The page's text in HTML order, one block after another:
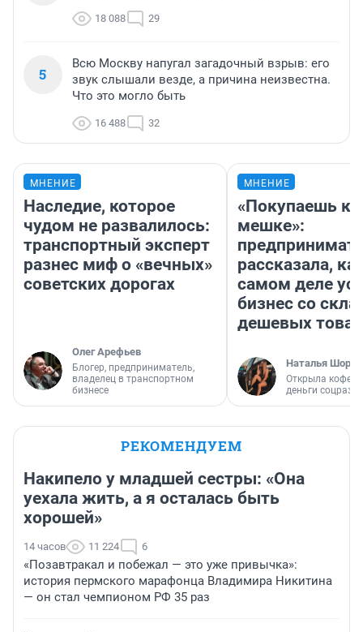
18 088 29
5
Всю Москву напугал загадочный взрыв: его
звук слышали везде, а причина неизвестна.
Что это могло быть
16 488 32
МНЕНИЕ
Наследие, которое
чудом не развалилось:
транспортный эксперт
разнес миф о «вечных»
советских дорогах
Олег Арефьев
Блогер, предприниматель,
владелец в транспортном
бизнесе
МНЕНИЕ
«Покупаешь
мешке»:
рассказала,
самом деле
бизнес со
дешевых
Наталья
Открыла
деньги
РЕКОМЕНДУЕМ
Накипело у младшей сестры: «Она
уехала жить, а я осталась быть
хорошей»
14 часов 11 224 6
«Позавтракал и побежал — это уже привычка»:
история пермского марафонца Владимира Никитина
— он стал чемпионом РФ 35 раз